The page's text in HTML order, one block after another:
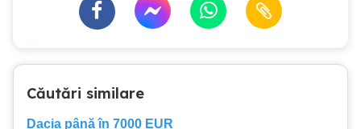
Căutări similare
Dacia până în 7000 EUR